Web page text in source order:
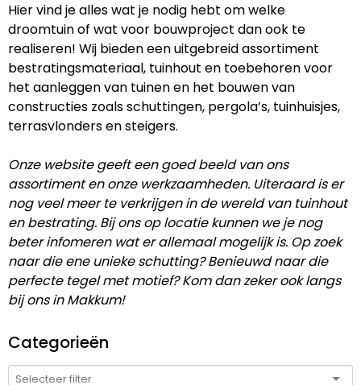
Hier vind je alles wat je nodig hebt om welke
droomtuin of wat voor bouwproject dan ook te
realiseren! Wij bieden een uitgebreid assortiment
bestratingsmateriaal, tuinhout en toebehoren voor
het aanleggen van tuinen en het bouwen van
constructies zoals schuttingen, pergola’s, tuinhuisjes,
terrasvlonders en steigers.
Onze website geeft een goed beeld van ons
assortiment en onze werkzaamheden. Uiteraard is er
nog veel meer te verkrijgen in de wereld van tuinhout
en bestrating. Bij ons op locatie kunnen we je nog
beter infomeren wat er allemaal mogelijk is. Op zoek
naar die ene unieke schutting? Benieuwd naar die
perfecte tegel met motief? Kom dan zeker ook langs
bij ons in Makkum!
Categorieën